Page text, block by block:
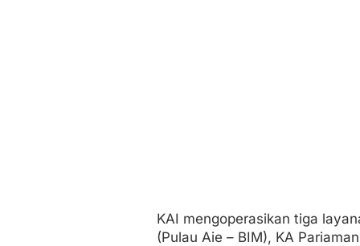
KAI mengoperasikan tiga
(Pulau Aie – BIM), KA